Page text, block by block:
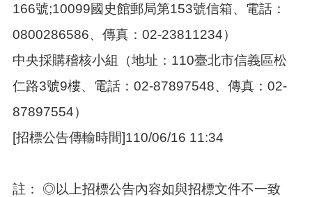
166號;10099國史館郵局第153號信箱、電話：
0800286586、傳真：02-23811234）
中央採購稽核小組（地址：110臺北市信義區松
仁路3號9樓、電話：02-87897548、傳真：02-
87897554）
[招標公告傳輸時間]110/06/16 11:34
註： ◎以上招標公告內容如與招標文件不一致